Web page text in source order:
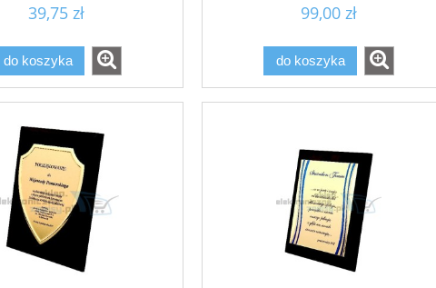
39,75 zł
do koszyka
99,00 zł
do koszyka